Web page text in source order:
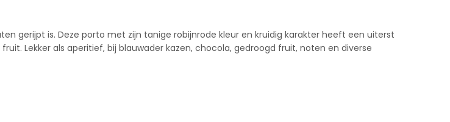
gerijpt is. Deze porto met zijn tanige robijnrode kleur en kruidig karakter heeft een uiterst
Lekker als aperitief, bij blauwader kazen, chocola, gedroogd fruit, noten en diverse